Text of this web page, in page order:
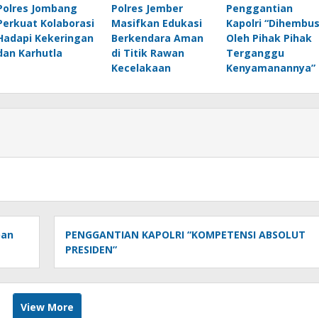
Jombang
Kolaborasi
Kekeringan
Karhutla
Polres Jember
Masifkan Edukasi
Berkendara Aman
di Titik Rawan
Kecelakaan
Penggantian
Kapolri “Dihembus
Oleh Pihak Pihak
Terganggu
Kenyamanannya”
PENGGANTIAN KAPOLRI “KOMPETENSI ABSOLUT
PRESIDEN”
View More